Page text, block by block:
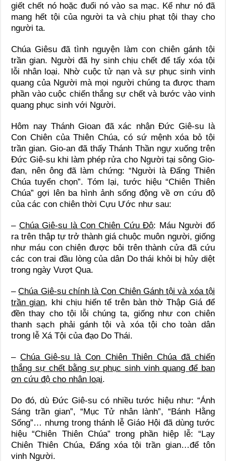
giết chết nó hoặc đuổi nó vào sa mạc. Kể như nó đã
mang hết tội của người ta và chịu phạt tội thay cho
người ta.
Chúa Giêsu đã tình nguyện làm con chiên gánh tội
trần gian. Người đã hy sinh chịu chết để tấy xóa tội
lỗi nhân loại. Nhờ cuộc tử nạn và sự phục sinh vinh
quang của Người mà mọi người chúng ta được tham
phần vào cuộc chiến thắng sự chết và bước vào vinh
quang phục sinh với Người.
Hôm nay Thánh Gioan đã xác nhận Đức Giê-su là
Con Chiên của Thiên Chúa, có sứ mệnh xóa bỏ tội
trần gian. Gio-an đã thấy Thánh Thần ngự xuống trên
Đức Giê-su khi làm phép rửa cho Người tại sông Gio-
đan, nên ông đã làm chứng: “Người là Đấng Thiên
Chúa tuyển chọn”. Tóm lại, tước hiệu “Chiên Thiên
Chúa” gợi lên ba hình ảnh sống động về ơn cứu độ
của các con chiên thời Cựu Ước như sau:
– Chúa Giê-su là Con Chiên Cứu Độ: Máu Người đổ
ra trên thập tự trở thành giá chuộc muôn người, giống
như máu con chiên được bôi trên thành cửa đã cứu
các con trai đầu lòng của dân Do thái khỏi bị hủy diệt
trong ngày Vượt Qua.
–Chúa Giê-su chính là Con Chiên Gánh tội và xóa tội
trần gian, khi chịu hiến tế trên bàn thờ Thập Giá để
đền thay cho tội lỗi chúng ta, giống như con chiên
thanh sạch phải gánh tội và xóa tội cho toàn dân
trong lễ Xá Tội của đạo Do Thái.
–Chúa Giê-su là Con Chiên Thiên Chúa đã chiến
thắng sự chết bằng sự phục sinh vinh quang để ban
ơn cứu độ cho nhân loại.
Do đó, dù Đức Giê-su có nhiều tước hiệu như: “Ánh
Sáng trần gian”, “Mục Tử nhân lành”, “Bánh Hằng
Sống”… nhưng trong thánh lễ Giáo Hội đã dùng tước
hiệu “Chiên Thiên Chúa” trong phần hiệp lễ: “Lạy
Chiên Thiên Chúa, Đấng xóa tội trần gian…để tôn
vinh Người.